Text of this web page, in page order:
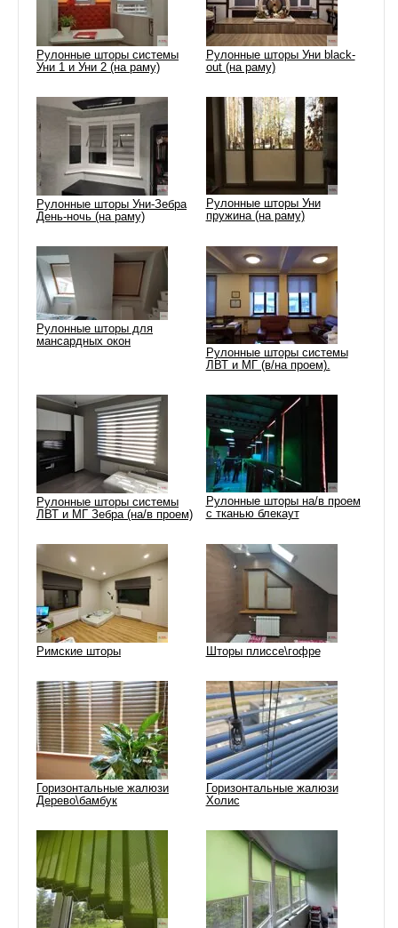
Рулонные шторы системы
Уни 1 и Уни 2 (на раму)
Рулонные шторы Уни black-
out (на раму)
Рулонные шторы Уни-Зебра
День-ночь (на раму)
Рулонные шторы Уни
пружина (на раму)
Рулонные шторы для
мансардных окон
Рулонные шторы системы
ЛВТ и МГ (в/на проем).
Рулонные шторы системы
ЛВТ и МГ Зебра (на/в проем)
Рулонные шторы на/в проем
с тканью блекаут
Римские шторы Шторы плиссе\гофре
Горизонтальные жалюзи
Дерево\бамбук
Горизонтальные жалюзи
Холис